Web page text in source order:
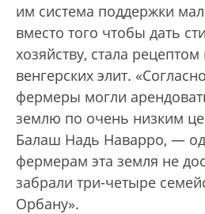
им система поддержки
вместо того чтобы дать
хозяйству, стала
венгерских элит.
фермеры могли
землю по очень низким
Балаш Надь Наварро, —
фермерам эта земля не
забрали три-четыре
Орбану».